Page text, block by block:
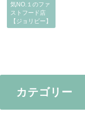
気NO.１のファ
ストフード店
【ジョリビー】
カテゴリー